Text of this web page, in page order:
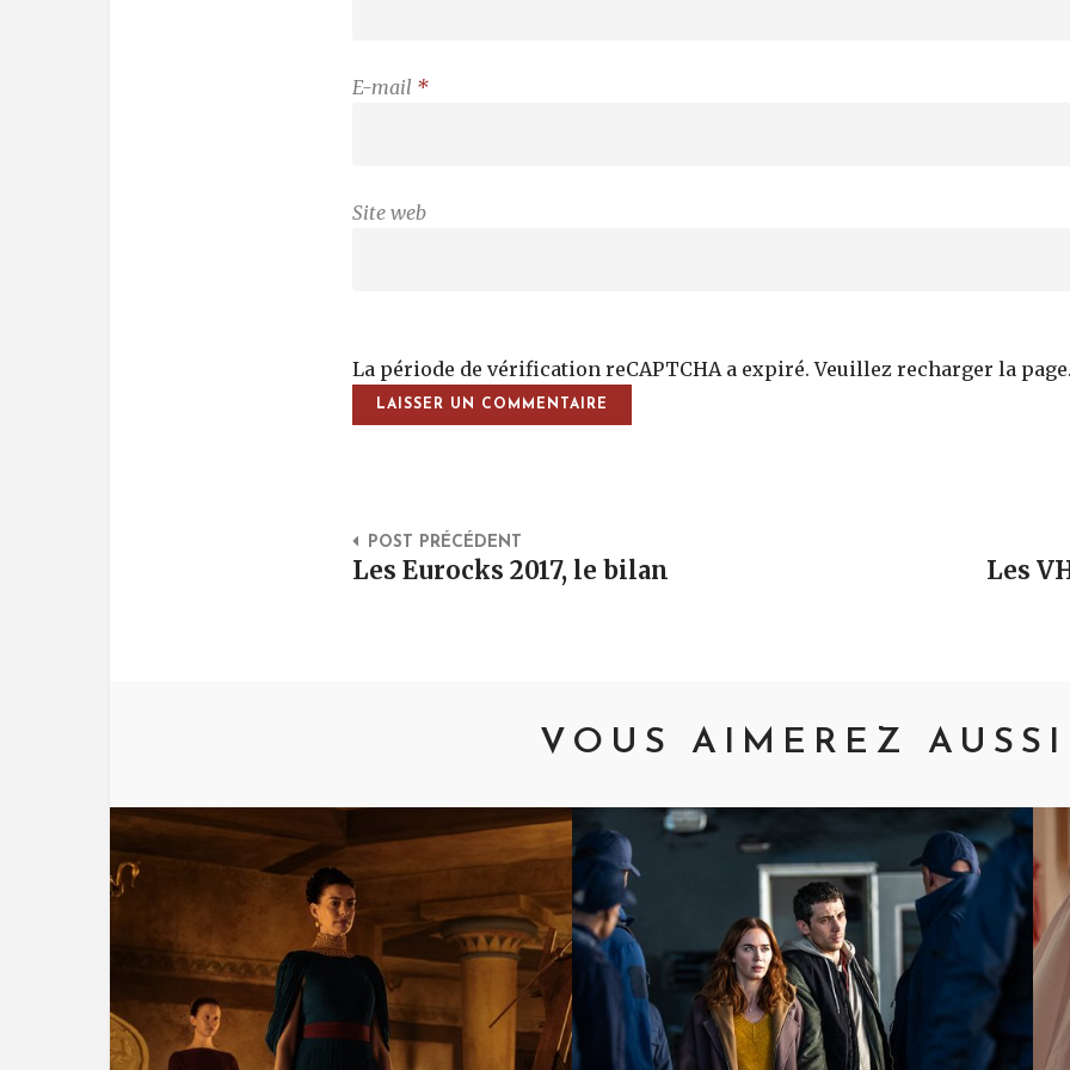
E-mail *
Site web
La période de vérification reCAPTCHA a expiré. Veuillez recharger la
Post Navigation
POST PRÉCÉDENT
Les Eurocks 2017, le bilan Les
VOUS AIMEREZ AUSSI